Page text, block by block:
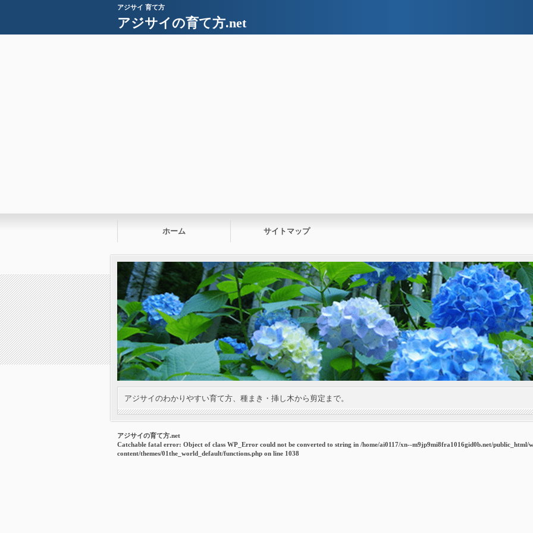
アジサイ 育て方
アジサイの育て方.net
ホーム サイトマップ
アジサイのわかりやすい育て方、種まき・挿し木から剪定まで。
アジサイの育て方.net
Catchable fatal error: Object of class WP_Error could not be converted to string in /home/ai0117/xn--m9jp9mi8fra1016gid0b.net/public_html/
content/themes/01the_world_default/functions.php on line 1038